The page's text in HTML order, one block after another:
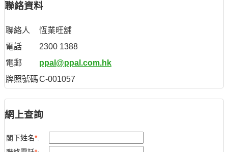
聯絡資料
聯絡人
恆業旺舖
電話
2300 1388
電郵
ppal@ppal.com.hk
牌照號碼C-001057
網上查詢
閣下姓名*: